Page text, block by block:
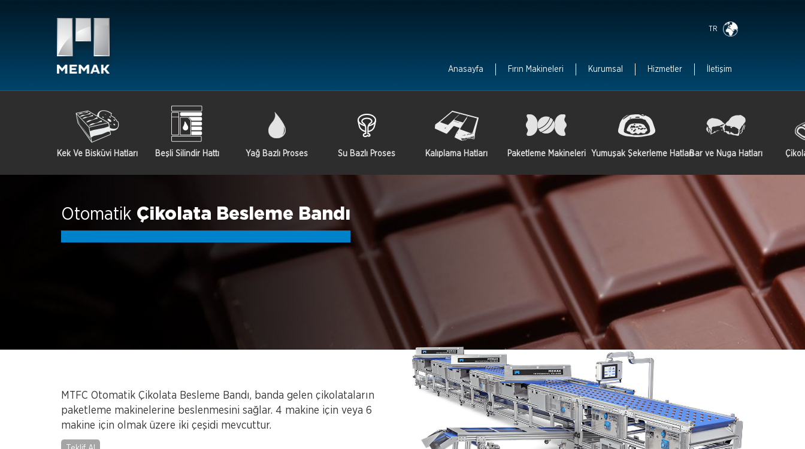
TR
Anasayfa Fırın Makineleri Kurumsal Hizmetler İletişim
Kek Ve Bisküvi Hatları Beşli Silindir Hattı Yağ Bazlı Proses Su Bazlı Proses Kalıplama Hatları Paketleme Makineleri Yumuşak Şekerleme HatlarıBar ve Nuga Hatları
Otomatik Çikolata Besleme Bandı
MTFC Otomatik Çikolata Besleme Bandı, banda gelen çikolataların
paketleme makinelerine beslenmesini sağlar. 4 makine için veya 6
makine için olmak üzere iki çeşidi mevcuttur.